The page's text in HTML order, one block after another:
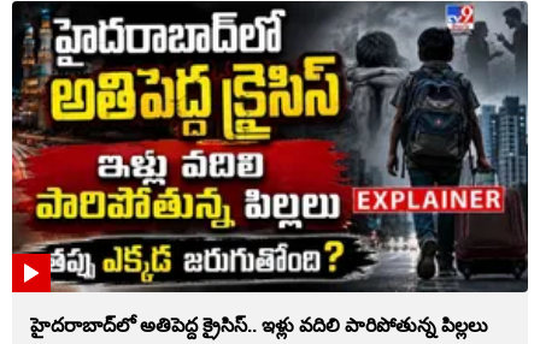
హైదరాబాద్‌లో అతిపెద్ద క్రైసిస్.. ఇళ్లు వదిలి పారిపోతున్న పిల్లలు